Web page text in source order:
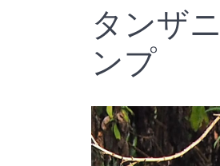
タンザ
ンプ